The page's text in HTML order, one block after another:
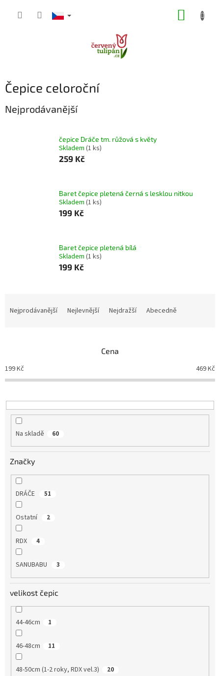
Čepice celoroční
Nejprodávanější
čepice Dráče tm. růžová s květy
Skladem (1 ks)
259 Kč
Baret čepice pletená černá s lesklou nitkou
Skladem (1 ks)
199 Kč
Baret čepice pletená bílá
Skladem (1 ks)
199 Kč
p
r
o
u
Nejprodávanější Nejlevnější Nejdražší Abecedně
Cena
199Kč 469Kč
Na skladě 60
Značky
DRÁČE 51
Ostatní 2
RDX 4
SANUBABU 3
velikost čepic
44-46cm 1
46-48cm 11
48-50cm (1-2 roky, RDX vel.3) 20